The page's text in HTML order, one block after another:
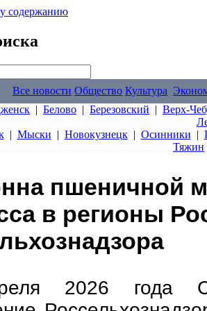
содержанию
Все новости Общество Культура
| Белово | Березовский | Верх-
| Мыски | Новокузнецк| Осинники |
Тяжин
пшеничной
в регионы
2026 года